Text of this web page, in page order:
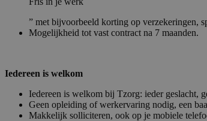
” met bijvoorbeeld korting op verzekeringen,
Mogelijkheid tot vast contract na 7 maanden.
Iedereen is welkom
Iedereen is welkom bij Tzorg: ieder geslacht,
Geen opleiding of werkervaring nodig, een
Makkelijk solliciteren, ook op je mobiele